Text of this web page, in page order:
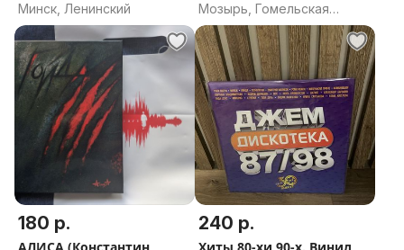
Минск, Ленинский
Мозырь, Гомельская
область
180 р. 240 р.